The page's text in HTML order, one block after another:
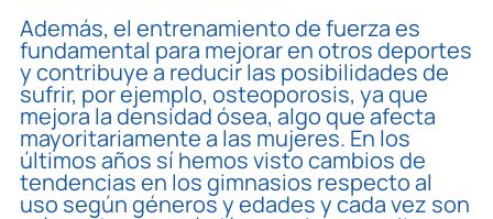
Además, el entrenamiento de fuerza es
fundamental para mejorar en otros deportes
y contribuye a reducir las posibilidades de
sufrir, por ejemplo, osteoporosis, ya que
mejora la densidad ósea, algo que afecta
mayoritariamente a las mujeres. En los
últimos años sí hemos visto cambios de
tendencias en los gimnasios respecto al
uso según géneros y edades y cada vez son